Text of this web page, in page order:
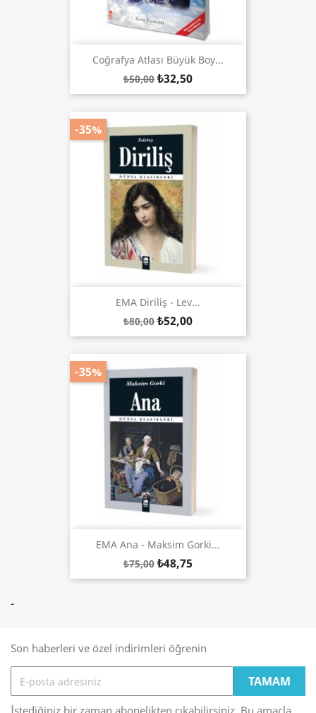
Coğrafya Atlası Büyük Boy...
₺50,00 ₺32,50
EMA Diriliş - Lev...
₺80,00 ₺52,00
-35%
EMA Ana - Maksim Gorki...
₺75,00 ₺48,75
-35%
-
Son haberleri ve özel indirimleri öğrenin
İstediğiniz bir zaman abonelikten çıkabilirsiniz. Bu amaçla,